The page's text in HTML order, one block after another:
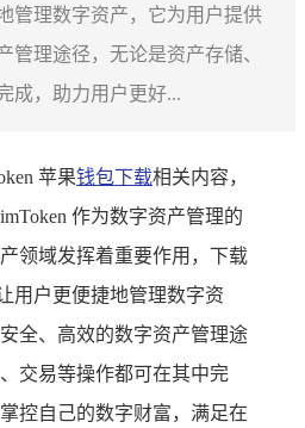
管理数字资产，它为用户提供
管理途径，无论是资产存储、
成，助力用户更好...
苹果钱包下载相关内容，
作为数字资产管理的
领域发挥着重要作用，下载
用户更便捷地管理数字资
全、高效的数字资产管理途
交易等操作都可在其中完
控自己的数字财富，满足在